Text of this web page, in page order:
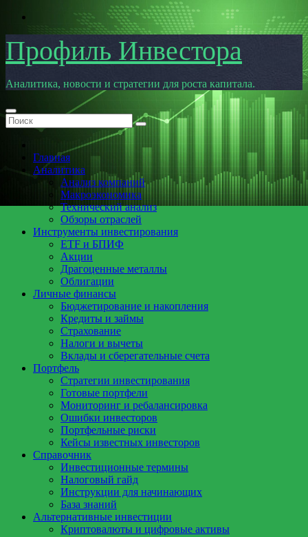
Перейти
содержимому
Профиль Инвестора
Аналитика, новости и стратегии для роста капитала.
Главная
Аналитика
Анализ компаний
Макроэкономика
Технический анализ
Обзоры отраслей
Инструменты инвестирования
ETF и БПИФ
Акции
Драгоценные металлы
Облигации
Личные финансы
Бюджетирование и накопления
Кредиты и займы
Страхование
Налоги и вычеты
Вклады и сберегательные счета
Портфель
Стратегии инвестирования
Готовые портфели
Мониторинг и ребалансировка
Ошибки инвесторов
Портфельные риски
Кейсы известных инвесторов
Справочник
Инвестиционные термины
Налоговый гайд
Инструкции для начинающих
База знаний
Альтернативные инвестиции
Криптовалюты и цифровые активы